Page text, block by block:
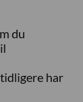
du
har